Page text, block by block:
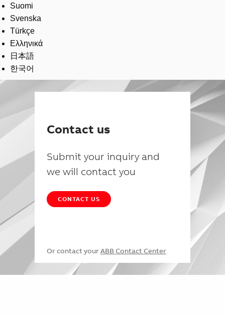
Suomi
Svenska
Türkçe
Ελληνικά
日本語
한국어
Contact us
Submit your inquiry and
we will contact you
CONTACT US
Or contact your ABB Contact Center